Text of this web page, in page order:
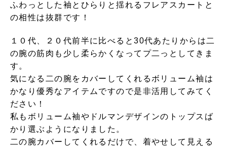
ふわっとした袖とひらりと揺れるフレアスカートと
の相性は抜群です！
１０代、２０代前半に比べると30代あたりからは二
の腕の筋肉も少し柔らかくなってプ二っとしてきま
す。
気になる二の腕をカバーしてくれるボリューム袖は
かなり優秀なアイテムですので是非活用してみてく
ださい！
私もボリューム袖やドルマンデザインのトップスば
かり選ぶようになりました。
二の腕カバーしてくれるだけで、着やせして見える